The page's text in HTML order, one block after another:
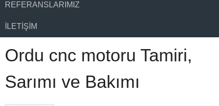
REFERANSLARIMIZ
İLETIŞIM
Ordu cnc motoru Tamiri,
Sarımı ve Bakımı